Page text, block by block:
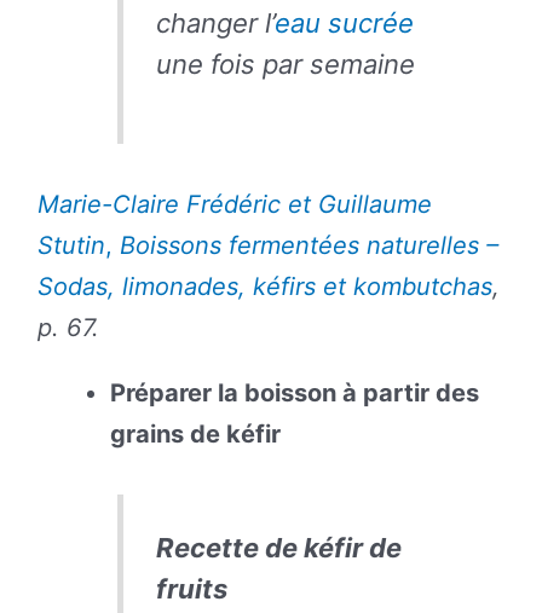
changerl’eau sucrée
une fois par semaine
Marie-Claire Frédéric et Guillaume
Stutin, Boissons fermentées naturelles –
Sodas, limonades, kéfirs et kombutchas,
p. 67.
Préparer la boisson à partir des
grains de kéfir
Recette de kéfir de
fruits